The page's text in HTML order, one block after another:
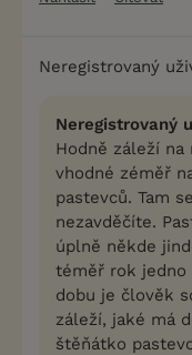
Neregistrovaný
Neregistrovaný
Hodně záleží na
vhodné zéměř
pastevců. Tam
nezavděčíte.
úplně někde
téměř rok jedno
dobu je člověk
záleží, jaké má
štěňátko